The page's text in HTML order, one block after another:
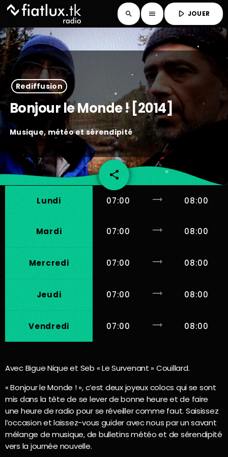
search menu play_arrow JOUER
Rediffusion
Bonjour le Monde ! [2014]
Musique, météo et sérendipité
share
email
Lundi 07:00 trending_flat 08:00
Mardi 07:00 trending_flat 08:00
Mercredi 07:00 trending_flat 08:00
Jeudi 07:00 trending_flat 08:00
Vendredi 07:00 trending_flat 08:00
Avec Bigue Nique et Seb « Le Survenant » Couillard.
« Bonjour le Monde ! », c’est deux joyeux colocs qui se sont
mis dans la tête de se lever de bonne heure et de faire
une heure de radio pour se réveiller comme faut. Saisissez
l’occasion et laissez-vous guider avec nous par un savant
mélange de musique, de bulletins météo et de sérendipité
vers la journée nouvelle.